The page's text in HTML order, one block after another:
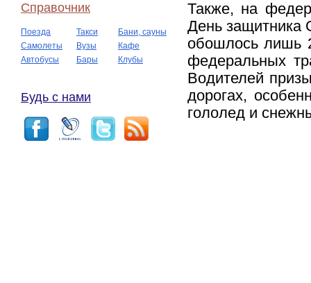
Справочник
Поезда Такси
Бани, сауны
Самолеты
Вузы
Кафе
Автобусы
Бары Клубы
Будь с нами
Также, на
День защитника
обошлось лишь
федеральных
Водителей
дорогах,
гололед и